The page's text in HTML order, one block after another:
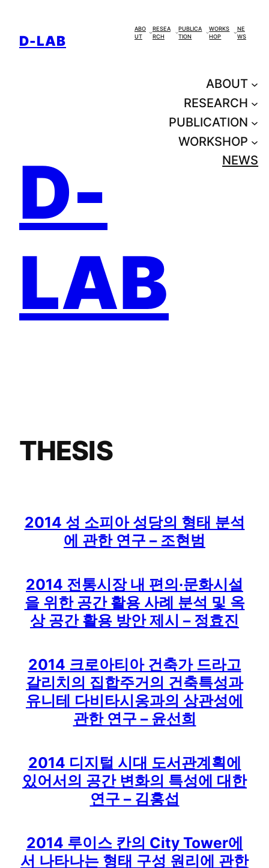
D-LAB
ABO
UT
RESEA
RCH
PUBLICA
TION
WORKS
HOP
NE
WS
D-
LAB
ABOUT
RESEARCH
PUBLICATION
WORKSHOP
NEWS
THESIS
2014 성 소피아 성당의 형태 분석
에 관한 연구 – 조현범
2014 전통시장 내 편의·문화시설
을 위한 공간 활용 사례 분석 및 옥
상 공간 활용 방안 제시 – 정효진
2014 크로아티아 건축가 드라고
갈리치의 집합주거의 건축특성과
유니테 다비타시옹과의 상관성에
관한 연구 – 윤선희
2014 디지털 시대 도서관계획에
있어서의 공간 변화의 특성에 대한
연구 – 김홍섭
2014 루이스 칸의 City Tower에
서 나타나는 형태 구성 원리에 관한